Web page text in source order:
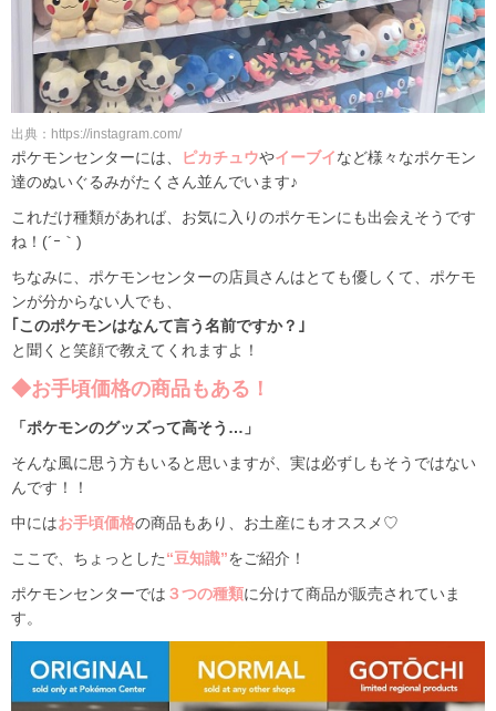
出典：https://instagram.com/
ポケモンセンターには、 ピカチュウやイーブイなど様々なポケモン
達のぬいぐるみがたくさん並んでいます♪
これだけ種類があれば、お気に入りのポケモンにも出会えそうです
ね！(´ｰ｀)
ちなみに、ポケモンセンターの店員さんはとても優しくて、ポケモ
ンが分からない人でも、
｢このポケモンはなんて言う名前ですか？｣
と聞くと笑顔で教えてくれますよ！
◆お手頃価格の商品もある！
「ポケモンのグッズって高そう…」
そんな風に思う方もいると思いますが、実は必ずしもそうではない
んです！！
中にはお手頃価格の商品もあり、お土産にもオススメ♡
ここで、ちょっとした“豆知識”をご紹介！
ポケモンセンターでは ３つの種類に分けて商品が販売されていま
す。